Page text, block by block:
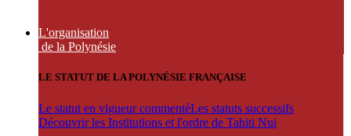
L'organisation
de la Polynésie
LE STATUT DE LA POLYNÉSIE FRANÇAISE
Le statut en vigueur commentéLes statuts successifs
Découvrir les Institutions et l'ordre de Tahiti Nui